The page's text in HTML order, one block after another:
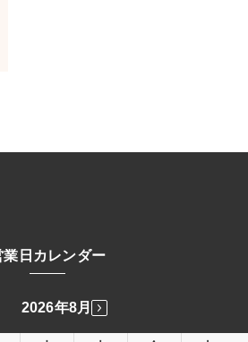
業日カレンダー
2026年8月